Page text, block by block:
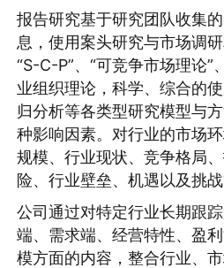
报告研究基于研究团队收集
息，使用案头研究与市场调
“S-C-P”、“可竞争市场理论”
业组织理论，科学、综合的
归分析等各类型研究模型与
种影响因素。对行业的市场
规模、行业现状、竞争格局
险、行业壁垒、机遇以及挑战
公司通过对特定行业长期跟
端、需求端、经营特性、盈
模方面的内容，整合行业、